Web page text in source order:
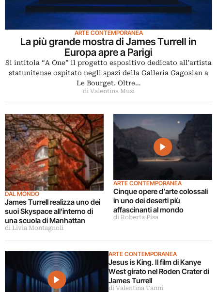
ARTE CONTEMPORANEA
La più grande mostra di James Turrell in
Europa apre a Parigi
Si intitola “A One” il progetto espositivo dedicato all'artista
statunitense ospitato negli spazi della Galleria Gagosian a
Le Bourget. Oltre…
di Valentina Muzi
DAL MONDO
James Turrell realizza uno dei
suoi Skyspace all’interno di
una scuola di Manhattan
di Livia Montagnoli
ARTE CONTEMPORANEA
Cinque opere d’arte colossali
in uno dei deserti più
affascinanti al mondo
di Roberta Pisa
ARTE CONTEMPORANEA
Jesus is King. Il film di Kanye
West girato nel Roden Crater di
James Turrell
di Valentina Tanni